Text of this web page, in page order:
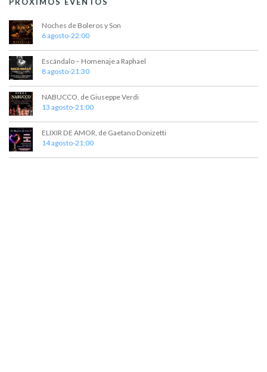
Noches de Boleros y Son
6 agosto-22:00
Escándalo – Homenaje a Raphael
8 agosto-21:30
NABUCCO, de Giuseppe Verdi
13 agosto-21:00
ELIXIR DE AMOR, de Gaetano Donizetti
14 agosto-21:00